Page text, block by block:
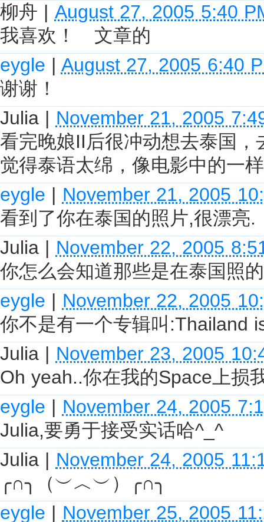
柳舟 | August 27, 2005 5:40
我喜欢！ 文章的
eygle | August 27, 2005 6:40
谢谢！
Julia | November 21, 2005
看完晚娘II后很冲动想去泰国
觉得泰语太绵，像电影中的一
eygle | November 21, 2005
看到了你在泰国的照片,很漂亮.
Julia | November 22, 2005
你怎么会知道那些是在泰国照
eygle | November 22, 2005
你不是有一个专辑叫:Thailand
Julia | November 23, 2005
Oh yeah..你在我的Space上损
eygle | November 24, 2005
Julia,要勇于接受实话哈^_^
Julia | November 24, 2005
╭∩╮（︶︿︶）╭∩╮
eygle | November 25, 2005